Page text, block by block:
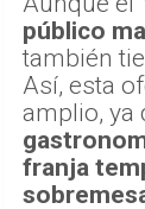
público
también
Así, esta
amplio, ya
franja